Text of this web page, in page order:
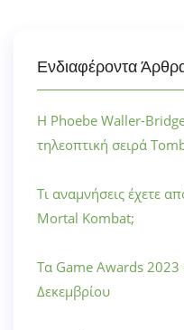
Ενδιαφέροντα
Η Phoebe Waller-
τηλεοπτική σειρά
Τι αναμνήσεις έχετε
Mortal Kombat;
Τα Game Awards 2023
Δεκεμβρίου